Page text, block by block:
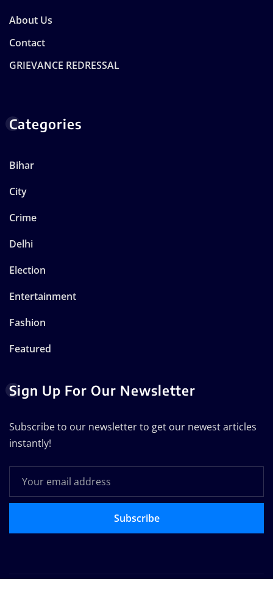
About Us
Contact
GRIEVANCE REDRESSAL
Categories
Bihar
City
Crime
Delhi
Election
Entertainment
Fashion
Featured
Sign Up For Our Newsletter
Subscribe to our newsletter to get our newest articles
instantly!
Subscribe